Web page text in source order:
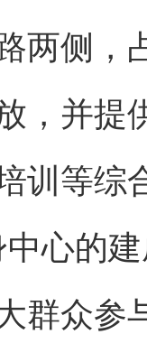
两侧，
，并提
训等综
的建
群众参